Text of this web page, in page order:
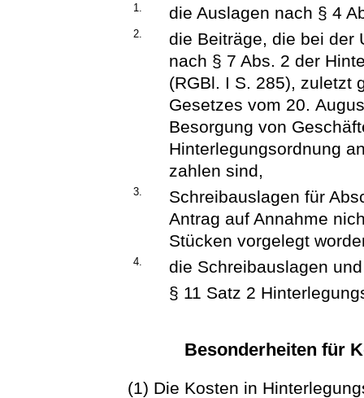
1. die Auslagen nach § 4
2.
die Beiträge, die bei der
nach § 7 Abs. 2 der
(RGBl. I S. 285), zuletzt
Gesetzes vom 20.
Besorgung von
Hinterlegungsordnung
zahlen sind,
3.
Schreibauslagen für
Antrag auf Annahme
Stücken vorgelegt
4.
die Schreibauslagen
§ 11 Satz 2
Besonderheiten für
(1) Die Kosten in